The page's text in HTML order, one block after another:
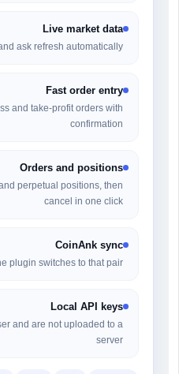
Live market data
ask refresh automatically
Fast order entry
and take-profit orders with
confirmation
Orders and positions
perpetual positions, then
cancel in one click
CoinAnk sync
plugin switches to that pair
Local API keys
and are not uploaded to a
server